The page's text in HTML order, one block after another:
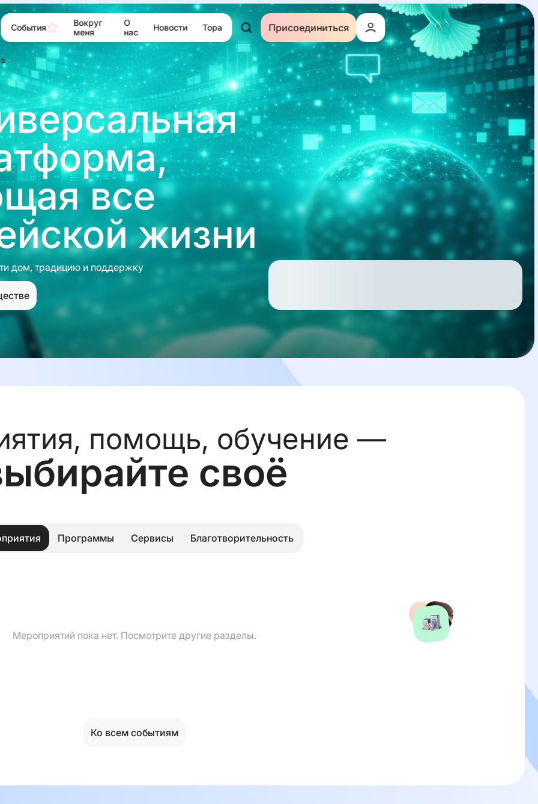
События
Вокруг
меня
О
нас
Новости Тора Присоединиться
все
жизни
дом, традицию и поддержку
помощь, обучение —
своё
Программы Сервисы Благотворительность
Мероприятий пока нет. Посмотрите другие разделы.
Ко всем событиям